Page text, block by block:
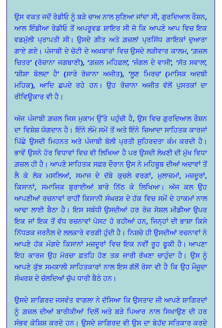
ਉਸ ਵਕਤ ਜਦੋਂ ਰੇਡੀਓ ਨੂੰ ਬੜੇ ਚਾਅ ਨਾਲ ਸੁਣਿਆ ਜਾਂਦਾ ਸੀ, ਗੁਰਦਿਆਲ ਰੌਸ਼ਨ,
ਆਲ ਇੰਡੀਆ ਰੇਡੀਓ ਤੋਂ ਅਪਰੂਵਡ ਸ਼ਾਇਰ ਸੀ ਜੋ ਕਿ ਆਪਣੇ ਆਪ ਵਿਚ ਇਕ
ਵਡਮੁੱਲੀ ਪ੍ਰਾਪਤੀ ਸੀ। ਉਸਦੇ ਗੀਤ ਅਤੇ ਗ਼ਜ਼ਲਾਂ ਪ੍ਰਸਿੱਧ ਗਾਇਕਾਂ ਦੁਆਰਾ
ਗਾਏ ਗਏ। ਪੰਜਾਬੀ ਦੇ ਚੋਟੀ ਦੇ ਅਖ਼ਬਾਰਾਂ ਵਿਚ ਉਸਦੇ ਲੜੀਵਾਰ ਕਾਲਮ, ‘ਗ਼ਜ਼ਲ
ਚਿਤਰ’ (ਰੋਜ਼ਾਨਾ ਜਗਬਾਣੀ), ‘ਗ਼ਜ਼ਲ ਮਹਿਫ਼ਲ’, ‘ਜੰਗਲ ਦੇ ਵਾਸੀ’, ‘ਸੱਤ ਸਵਾਲ’,
‘ਸ਼ੀਸ਼ਾ ਬੋਲਦਾ ਹੈ’ (ਸਾਰੇ ਰੋਜ਼ਾਨਾ ਅਜੀਤ), ‘ਲੂਣ ਮਿਰਚ’ (ਮਾਸਿਕ ਅਦਬੀ
ਮਹਿਕ), ਆਦਿ ਛਪਦੇ ਰਹੇ ਹਨ। ਉਹ ਰੋਜ਼ਾਨਾ ਅਜੀਤ ਵੱਲੋਂ ਪੁਸਤਕਾਂ ਦਾ
ਰੀਵਿਊਕਾਰ ਵੀ ਹੈ।
ਅੱਜ ਪੰਜਾਬੀ ਗ਼ਜ਼ਲ ਜਿਸ ਮੁਕਾਮ ਉੱਤੇ ਪਹੁੰਚੀ ਹੈ, ਉਸ ਵਿਚ ਗੁਰਦਿਆਲ ਰੌਸ਼ਨ
ਦਾ ਵਿਸ਼ੇਸ਼ ਯੋਗਦਾਨ ਹੈ। ਇੰਨੇ ਲੰਮੇ ਸਮੇਂ ਤੋਂ ਅਤੇ ਇੰਨੇ ਜ਼ਿਆਦਾ ਸਾਹਿਤਕ ਕਾਰਜਾਂ
ਪਿੱਛੇ ਉਸਦੀ ਮਿਹਨਤ ਅਤੇ ਪੰਜਾਬੀ ਬੋਲੀ ਪ੍ਰਤੀ ਸੁਹਿਰਦਤਾ ਕੰਮ ਕਰਦੀ ਹੈ।
ਭਾਵੇਂ ਉਸਨੇ ਹੋਰ ਵਿਧਾਵਾਂ ਵਿਚ ਵੀ ਲਿਖਿਆ ਹੈ ਪਰ ਉਸਦੀ ਲੇਖਣੀ ਦੀ ਮੁੱਖ ਵਿਧਾ
ਗ਼ਜ਼ਲ ਹੀ ਹੈ। ਆਪਣੇ ਸਾਹਿਤਕ ਸਫ਼ਰ ਦੌਰਾਨ ਉਸ ਨੇ ਮਹਿਬੂਬ ਦੀਆਂ ਅਦਾਵਾਂ ਤੋਂ
ਲੈ ਕੇ ਲੋਕ ਮਸਲਿਆਂ, ਸਮਾਜ ਦੇ ਦੱਬੇ ਕੁਚਲੇ ਵਰਗਾਂ, ਮੁਲਾਜ਼ਮਾਂ, ਮਜ਼ਦੂਰਾਂ,
ਕਿਸਾਨਾਂ, ਸਮਾਜਿਕ ਬੁਰਾਈਆਂ ਬਾਰੇ ਨਿੱਠ ਕੇ ਲਿਖਿਆ। ਅੱਜ ਕਲ ਉਹ
ਆਪਣੀਆਂ ਰਚਨਾਵਾਂ ਰਾਹੀਂ ਕਿਸਾਨੀ ਸੰਘਰਸ਼ ਦੇ ਹੱਕ ਵਿਚ ਸਮੇਂ ਦੇ ਹਾਕਮਾਂ ਨਾਲ
ਆਢਾ ਲਾਈ ਬੈਠਾ ਹੈ। ਇਸ ਸਬੰਧੀ ਉਸਦੀਆਂ ਹਰ ਰੋਜ਼ ਸੋਸ਼ਲ ਮੀਡੀਆ ਉਪਰ
ਇਕ ਜਾਂ ਇਕ ਤੋਂ ਵੱਧ ਰਚਨਾਵਾਂ ਪੋਸਟ ਹੋ ਰਹੀਆਂ ਹਨ, ਜਿਨ੍ਹਾਂ ਦੀ ਭਾਸ਼ਾ ਕਿਸੇ
ਨਿੱਧੜਕ ਜਰਨੈਲ ਦੇ ਲਲਕਾਰੇ ਵਰਗੀ ਹੁੰਦੀ ਹੈ। ਨਿਸ਼ਚੇ ਹੀ ਉਸਦੀਆਂ ਰਚਨਾਵਾਂ ਨੇ
ਆਪਣੇ ਹੱਕ ਮੰਗਦੇ ਕਿਸਾਨਾਂ ਮਜ਼ਦੂਰਾਂ ਵਿਚ ਇਕ ਨਵੀਂ ਰੂਹ ਫੂਕੀ ਹੈ। ਆਪਣਾ
ਇਹ ਕਾਰਜ ਉਹ ਮੋਰਚਾ ਫ਼ਤਹਿ ਹੋਣ ਤਕ ਜਾਰੀ ਰੱਖਣਾ ਚਾਹੁੰਦਾ ਹੈ। ਉਸ ਨੂੰ
ਆਪਣੇ ਕੁੱਝ ਸਮਕਾਲੀ ਸਾਹਿਤਕਾਰਾਂ ਨਾਲ ਇਸ ਗੱਲੋਂ ਰੋਸਾ ਵੀ ਹੈ ਕਿ ਉਹ ਮੌਜੂਦਾ
ਸੰਘਰਸ਼ ਦੇ ਚੱਲਦਿਆਂ ਚੁੱਪ ਧਾਰੀ ਬੈਠੇ ਹਨ।
ਉਸਦੇ ਸ਼ਾਗਿਰਦ ਜਸਵੰਤ ਵਾਗਲਾ ਨੇ ਦੱਸਿਆ ਕਿ ਉਸਤਾਦ ਜੀ ਆਪਣੇ ਸ਼ਾਗਿਰਦਾਂ
ਨੂੰ ਗ਼ਜ਼ਲ ਦੀਆਂ ਬਾਰੀਕੀਆਂ ਦਿਲੋਂ ਅਤੇ ਬੜੇ ਪਿਆਰ ਨਾਲ ਸਿਖਾਉਣ ਦੀ ਹਰ
ਸੰਭਵ ਕੋਸ਼ਿਸ਼ ਕਰਦੇ ਹਨ। ਉਸਦੇ ਸ਼ਾਗਿਰਦ ਵੀ ਉਸ ਦਾ ਬੇਹੱਦ ਸਤਿਕਾਰ ਕਰਦੇ